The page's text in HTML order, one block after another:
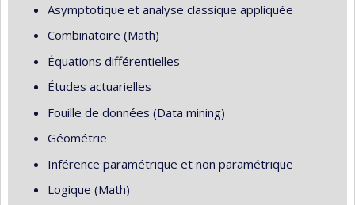
Asymptotique et analyse classique appliquée
Combinatoire (Math)
Équations différentielles
Études actuarielles
Fouille de données (Data mining)
Géométrie
Inférence paramétrique et non paramétrique
Logique (Math)